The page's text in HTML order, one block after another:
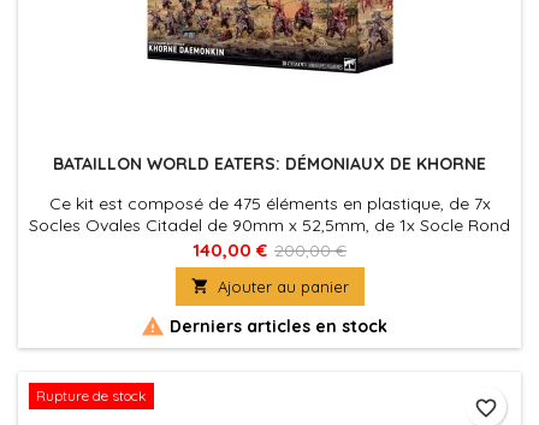
BATAILLON WORLD EATERS: DÉMONIAUX DE KHORNE
Ce kit est composé de 475 éléments en plastique, de 7x
Socles Ovales Citadel de 90mm x 52,5mm, de 1x Socle Rond
Citadel de 40mm et de 30x Socles Ronds Citadel de 32mm.
Ces figurines sont fournies non peintes et nécessitent
assemblage
140,00 € 200,00 €
 Ajouter au panier
 Derniers articles en stock
Rupture de stock
favorite_border